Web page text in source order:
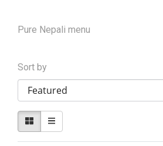
Pure Nepali menu
Sort by